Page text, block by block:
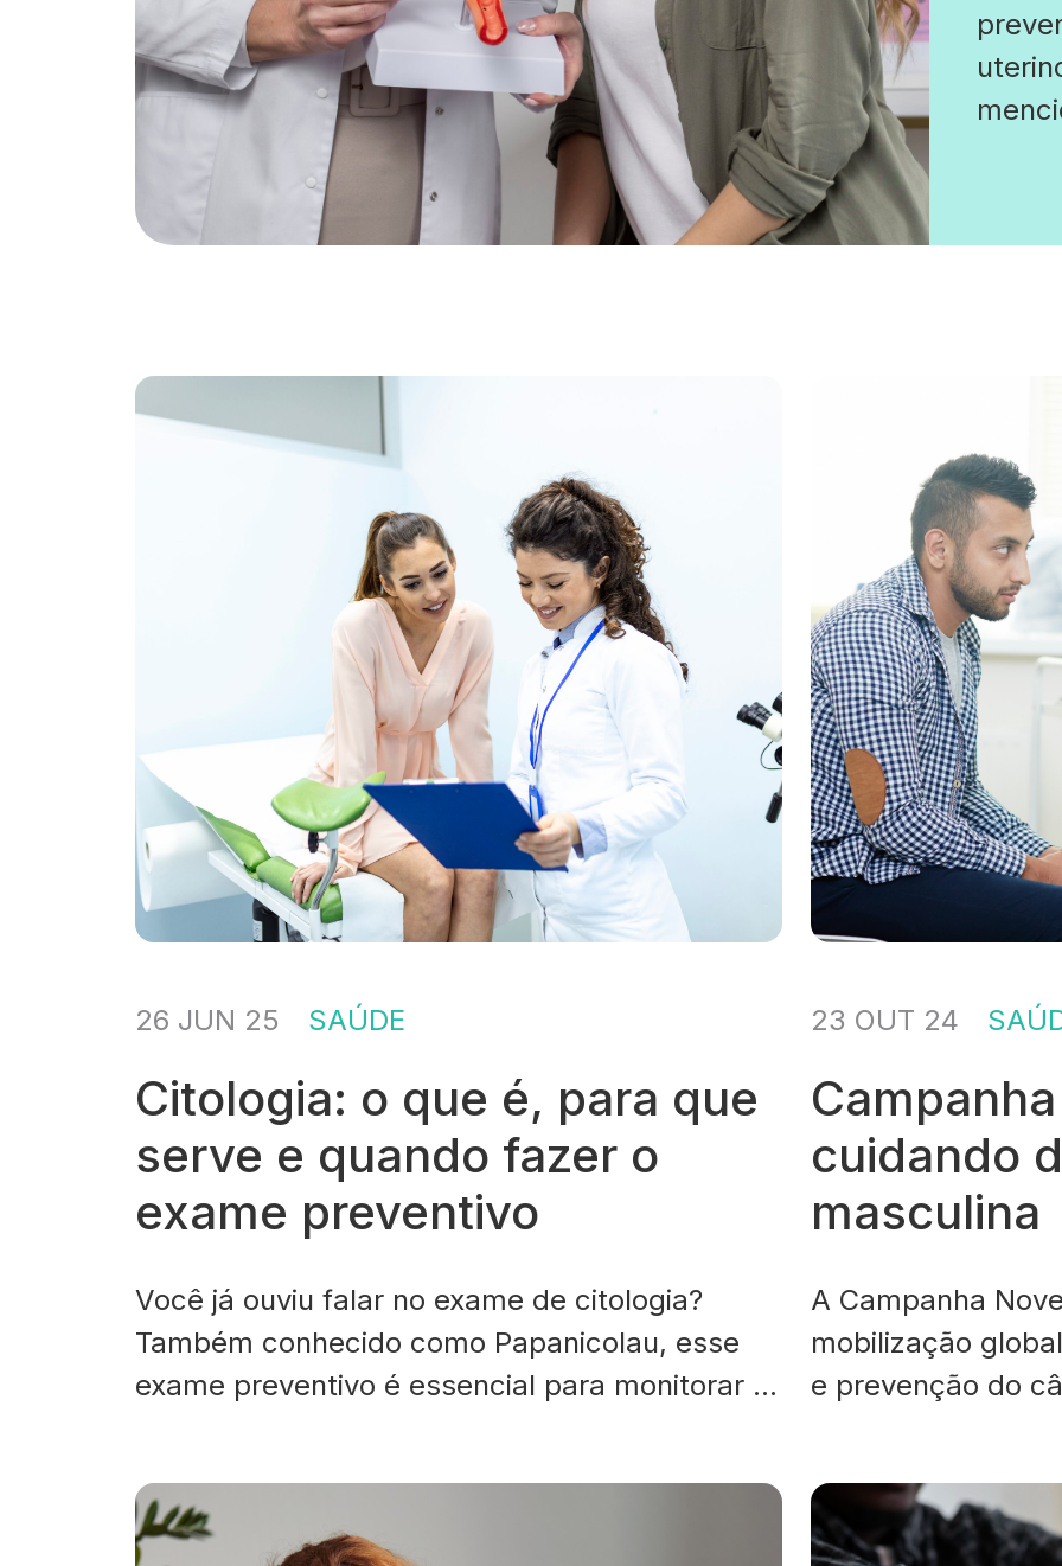
uma
26 JUN 25 SAÚDE
Citologia: o que é, para que
serve e quando fazer o
exame preventivo
Você já ouviu falar no exame de citologia?
Também conhecido como Papanicolau, esse
exame preventivo é essencial para monitorar a
como ele funciona, quem deve fazer ou o que o
exame detecta, este artigo é para você. O que
23 OUT 24
cuidando
masculina
A Campanha
mobilização
e prevenção do
redor do mundo
cuidado integral